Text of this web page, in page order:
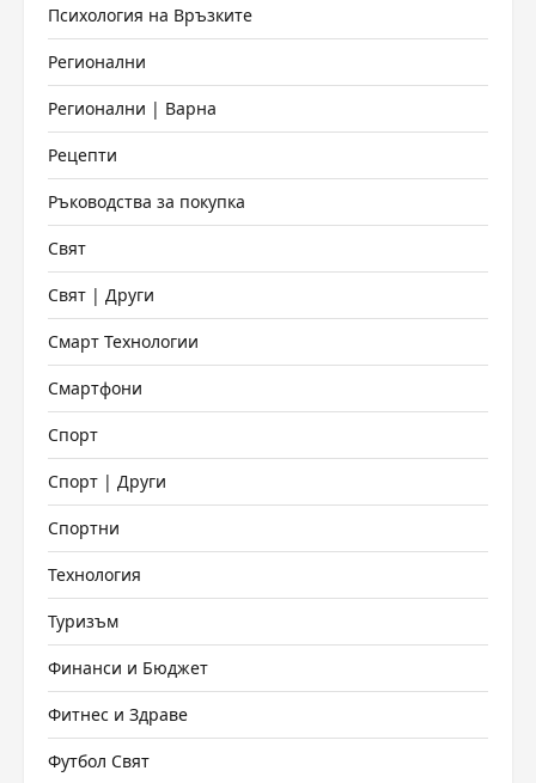
Психология на Връзките
Регионални
Регионални | Варна
Рецепти
Ръководства за покупка
Свят
Свят | Други
Смарт Технологии
Смартфони
Спорт
Спорт | Други
Спортни
Технология
Туризъм
Финанси и Бюджет
Фитнес и Здраве
Футбол Свят